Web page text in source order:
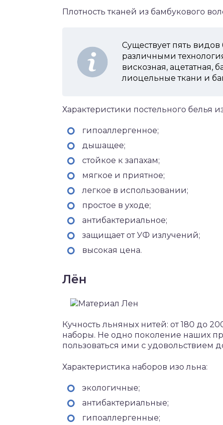
Плотность тканей из бамбукового
Существует пять
различными
вискозная, ацетатная,
лиоцельные ткани и
Характеристики постельного белья
гипоаллергенное;
дышащее;
стойкое к запахам;
мягкое и приятное;
легкое в использовании;
простое в уходе;
антибактериальное;
защищает от УФ излучений;
высокая цена.
Лён
Кучность льняных нитей: от 180 до
наборы. Не одно поколение наших
пользоваться ими с удовольствием
Характеристика наборов изо льна:
экологичные;
антибактериальные;
гипоаллергенные;